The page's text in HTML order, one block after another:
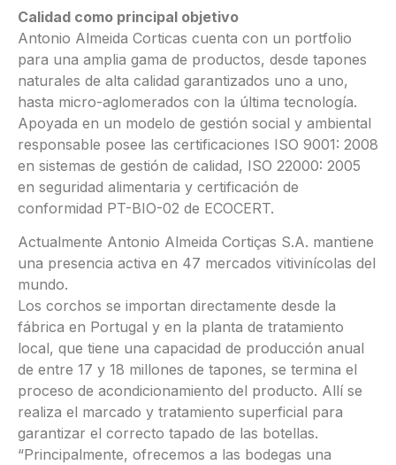
Calidad como principal objetivo
Antonio Almeida Corticas cuenta con un portfolio
para una amplia gama de productos, desde tapones
naturales de alta calidad garantizados uno a uno,
hasta micro-aglomerados con la última tecnología.
Apoyada en un modelo de gestión social y ambiental
responsable posee las certificaciones ISO 9001: 2008
en sistemas de gestión de calidad, ISO 22000: 2005
en seguridad alimentaria y certificación de
conformidad PT-BIO-02 de ECOCERT.
Actualmente Antonio Almeida Cortiças S.A. mantiene
una presencia activa en 47 mercados vitivinícolas del
mundo.
Los corchos se importan directamente desde la
fábrica en Portugal y en la planta de tratamiento
local, que tiene una capacidad de producción anual
de entre 17 y 18 millones de tapones, se termina el
proceso de acondicionamiento del producto. Allí se
realiza el marcado y tratamiento superficial para
garantizar el correcto tapado de las botellas.
“Principalmente, ofrecemos a las bodegas una